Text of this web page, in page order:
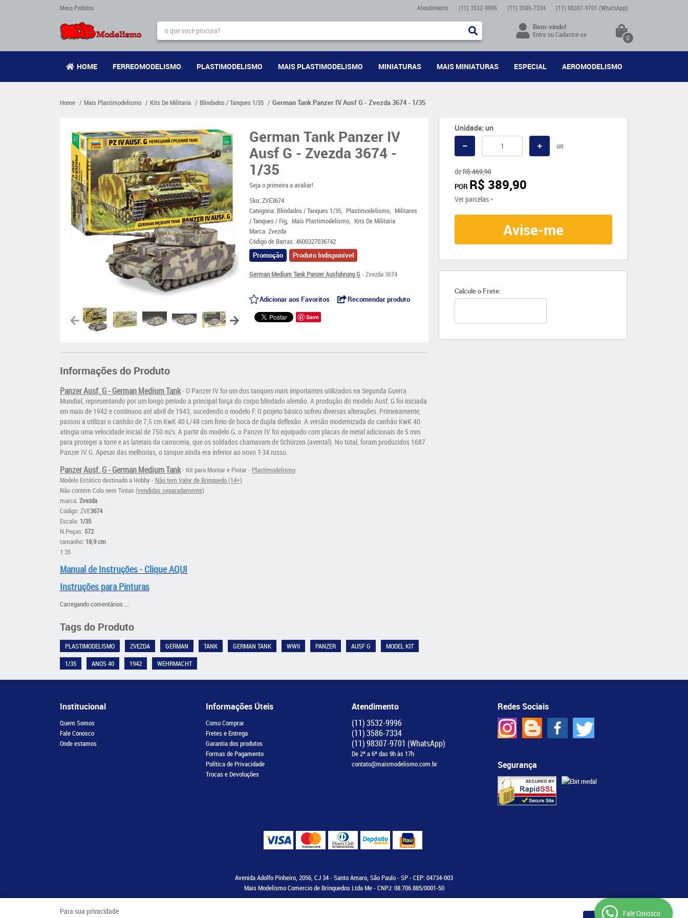
Meus Pedidos Atendimento (11) 3532-9996 (11) 3586-7334 (11) 98307-9701 (WhatsApp)
Bem-vindo!
EntreouCadastre-se 0
HOME FERREOMODELISMO PLASTIMODELISMO MAIS PLASTIMODELISMO MINIATURAS MAIS MINIATURAS ESPECIAL AEROMODELISMO
Home Mais Plastimodelismo Kits De Militaria Blindados / Tanques 1/35 German Tank Panzer IV Ausf G - Zvezda 3674 - 1/35
German Tank Panzer IV
Ausf G - Zvezda 3674 -
1/35
Seja o primeira a avaliar!
Sku:ZVE3674
Categoria: Blindados / Tanques 1/35 Plastimodelismo
Militares
/ Tanques / Fig
Mais Plastimodelismo
Kits De Militaria
Marca:Zvezda
Código de Barras:4600327036742
Promoção
Produto Indisponível
German Medium Tank Panzer Ausfuhrung G- Zvezda 3674
Adicionar aos Favoritos Recomendar produto
Save
Unidade: un
un
deR$ 469,90
POR R$ 389,90
Ver parcelas
Avise-me
Calcule o Frete:
Informações do Produto
Panzer Ausf. G - German Medium Tank-O Panzer IV foi um dos tanques mais importantes utilizados na Segunda Guerra
Mundial, representando por um longo período a principal força do corpo blindado alemão. A produção do modelo Ausf. G foi iniciada
em maio de 1942 e continuou até abril de 1943, sucedendo o modelo F. O projeto básico sofreu diversas alterações. Primeiramente,
passou a utilizar o canhão de 7,5 cm KwK 40 L/48 com freio de boca de dupla deflexão. A versão modernizada do canhão KwK 40
atingia uma velocidade inicial de 750 m/s. A partir do modelo G, o Panzer IV foi equipado com placas de metal adicionais de 5 mm
para proteger a torre e as laterais da carroceria, que os soldados chamavam de Schürzen (avental). No total, foram produzidos 1687
Panzer IV G. Apesar das melhorias, o tanque ainda era inferior ao novo T-34 russo.
Panzer Ausf. G - German Medium Tank- Kit para Montar e Pintar - Plastimodelismo
Modelo Estático destinado a Hobby - Não tem Valor de Brinquedo (14+)
Não contém Cola nem Tintas (vendidas separadamente)
marca: Zvezda
Código: ZVE3674
Escala: 1/35
N.Peças: 572
tamanho: 18,9 cm
1:35
Manual de Instruções - Clique AQUI
Instruções para Pinturas
Carregando comentários ...
Tags do Produto
PLASTIMODELISMO ZVEZDA GERMAN TANK GERMAN TANK WWII PANZER AUSF G
MODEL KIT
1/35
ANOS 40 1942 WEHRMACHT
Institucional
Quem Somos
Fale Conosco
Onde estamos
Informações Úteis
Como Comprar
Fretes e Entrega
Garantia dos produtos
Formas de Pagamento
Política de Privacidade
Trocas e Devoluções
Atendimento
(11)3532-9996
(11)3586-7334
(11)98307-9701 (WhatsApp)
De 2ª a 6ª das 9h às 17h
contato@maismodelismo.com.br
Redes Sociais
Segurança
Avenida Adolfo Pinheiro, 2056, CJ 34-Santo Amaro, São Paulo-SP-CEP: 04734-003
Mais Modelismo Comercio de Brinquedos Ltda Me - CNPJ: 08.706.885/0001-50
Para sua privacidade
Fale Conosco